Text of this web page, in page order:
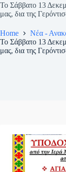
Το Σάββατο 13
μας, δια της
Home
Νέα -
Το Σάββατο 13
μας, δια της